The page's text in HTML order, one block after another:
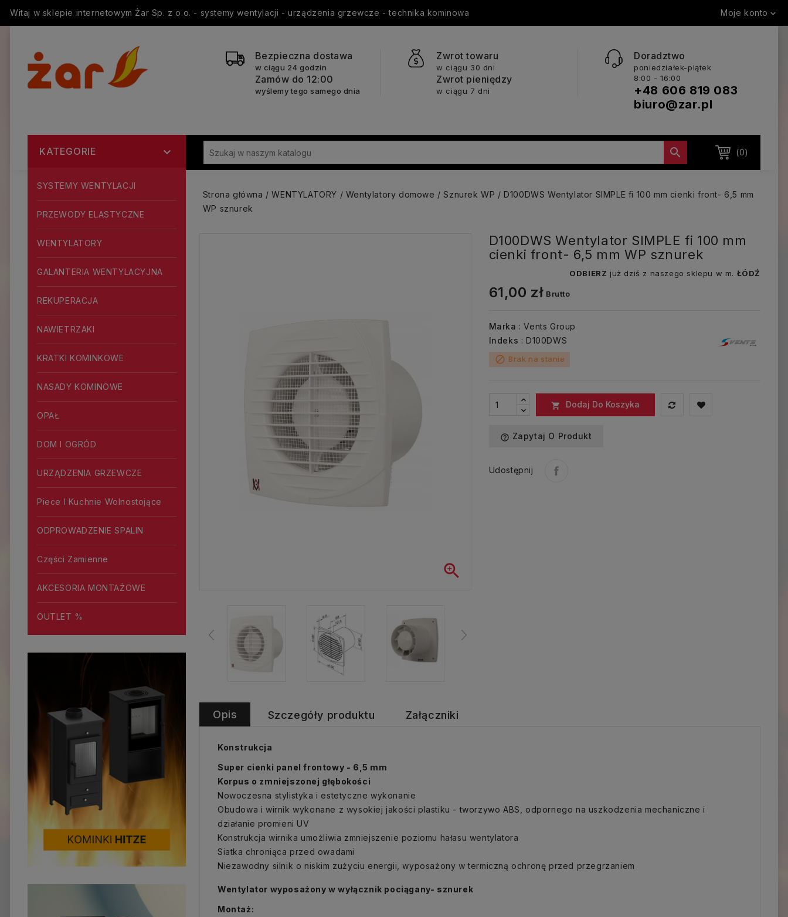
Witaj w sklepie internetowym Żar Sp. z o.o. - systemy wentylacji - urządzenia grzewcze - technika kominowa Moje konto 
Bezpieczna dostawa
w ciągu 24 godzin
Zamów do 12:00
wyślemy tego samego dnia
Zwrot towaru
w ciągu 30 dni
Zwrot pieniędzy
w ciągu 7 dni
Doradztwo
poniedziałek-piątek
8:00 - 16:00
+48 606 819 083
biuro@zar.pl
(0)

KATEGORIE 
SYSTEMY WENTYLACJI
PRZEWODY ELASTYCZNE
WENTYLATORY
GALANTERIA WENTYLACYJNA
REKUPERACJA
NAWIETRZAKI
KRATKI KOMINKOWE
NASADY KOMINOWE
OPAŁ
DOM I OGRÓD
URZĄDZENIA GRZEWCZE
Piece I Kuchnie Wolnostojące
ODPROWADZENIE SPALIN
Części Zamienne
AKCESORIA MONTAŻOWE
OUTLET %
Strona główna WENTYLATORY Wentylatory domowe Sznurek WP
D100DWS Wentylator SIMPLE fi 100 mm cienki front- 6,5 mm
WP sznurek

D100DWS Wentylator SIMPLE fi 100 mm
cienki front- 6,5 mm WP sznurek
ODBIERZ już dziś z naszego sklepu w m. ŁÓDŹ
61,00 zł Brutto
Marka : Vents Group
Indeks : D100DWS
block Brak na stanie
 Dodaj Do Koszyka
help_outline Zapytaj O Produkt
Udostępnij
Opis Szczegóły produktu Załączniki
Konstrukcja
Super cienki panel frontowy - 6,5 mm
Korpus o zmniejszonej głębokości
Nowoczesna stylistyka i estetyczne wykonanie
Obudowa i wirnik wykonane z wysokiej jakości plastiku - tworzywo ABS, odpornego na uszkodzenia mechaniczne i
działanie promieni UV
Konstrukcja wirnika umożliwia zmniejszenie poziomu hałasu wentylatora
Siatka chroniąca przed owadami
Niezawodny silnik o niskim zużyciu energii, wyposażony w termiczną ochronę przed przegrzaniem
Wentylator wyposażony w wyłącznik pociągany- sznurek
Montaż: